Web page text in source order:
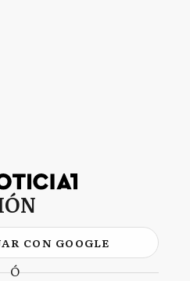
CON GOOGLE
Ó